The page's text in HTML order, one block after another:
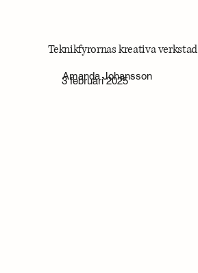
Teknikfyrornas kreativa verkstad
Amanda Johansson
3 februari 2025